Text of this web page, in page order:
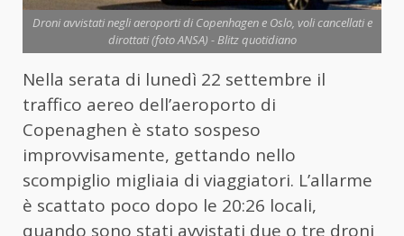
Droni avvistati negli aeroporti di Copenhagen e Oslo, voli cancellati e
dirottati (foto ANSA) - Blitz quotidiano
Nella serata di lunedì 22 settembre il
traffico aereo dell’aeroporto di
Copenaghen è stato sospeso
improvvisamente, gettando nello
scompiglio migliaia di viaggiatori. L’allarme
è scattato poco dopo le 20:26 locali,
quando sono stati avvistati due o tre droni